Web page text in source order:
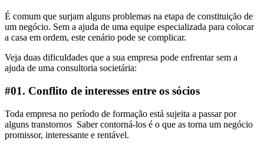
É comum que surjam alguns problemas na etapa de constituição de
um negócio. Sem a ajuda de uma equipe especializada para colocar
a casa em ordem, este cenário pode se complicar.
Veja duas dificuldades que a sua empresa pode enfrentar sem a
ajuda de uma consultoria societária:
#01. Conflito de interesses entre os sócios
Toda empresa no período de formação está sujeita a passar por
alguns transtornos Saber contorná-los é o que as torna um negócio
promissor, interessante e rentável.